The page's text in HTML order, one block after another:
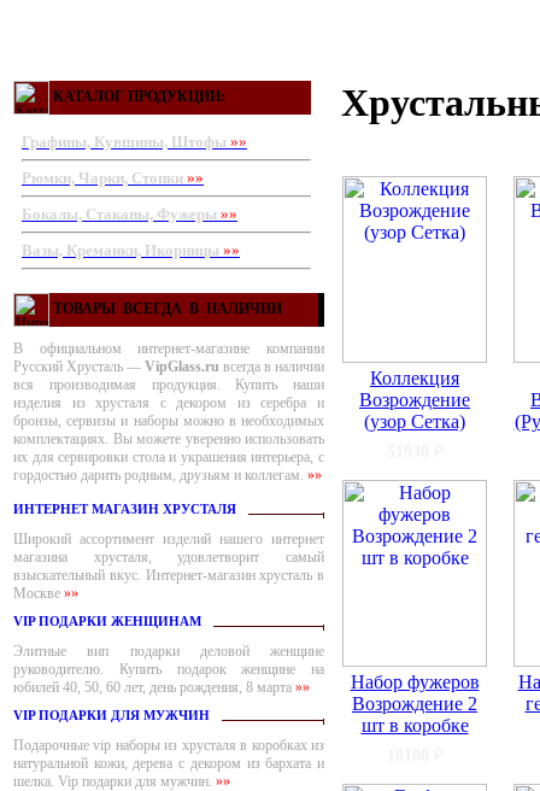
КАТАЛОГ ПРОДУКЦИИ:
Графины, Кувшины, Штофы »»
Рюмки, Чарки, Стопки »»
Бокалы, Стаканы, Фужеры »»
Вазы, Креманки, Икорницы »»
ТОВАРЫ ВСЕГДА В НАЛИЧИИ
В официальном интернет-магазине компании
Русский Хрусталь — VipGlass.ru всегда в наличии
вся производимая продукция. Купить наши
изделия из хрусталя с декором из серебра и
бронзы, сервизы и наборы можно в необходимых
комплектациях. Вы можете уверенно использовать
их для сервировки стола и украшения интерьера, с
гордостью дарить родным, друзьям и коллегам. »»
ИНТЕРНЕТ МАГАЗИН ХРУСТАЛЯ
Широкий ассортимент изделий нашего интернет
магазина хрусталя, удовлетворит самый
взыскательный вкус. Интернет-магазин хрусталь в
Москве »»
VIP ПОДАРКИ ЖЕНЩИНАМ
Элитные вип подарки деловой женщине
руководителю. Купить подарок женщине на
юбилей 40, 50, 60 лет, день рождения, 8 марта »»
VIP ПОДАРКИ ДЛЯ МУЖЧИН
Подарочные vip наборы из хрусталя в коробках из
натуральной кожи, дерева с декором из бархата и
шелка. Vip подарки для мужчин. »»
Коллекция
Возрождение
(узор Сетка)
Набор фужеров
Возрождение 2
шт в коробке